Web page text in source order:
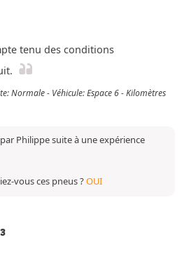
tenu des conditions
Normale - Véhicule: Espace 6 - Kilomètres
Philippe suite à une expérience
vous ces pneus ?OUI